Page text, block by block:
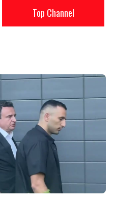
Top Channel